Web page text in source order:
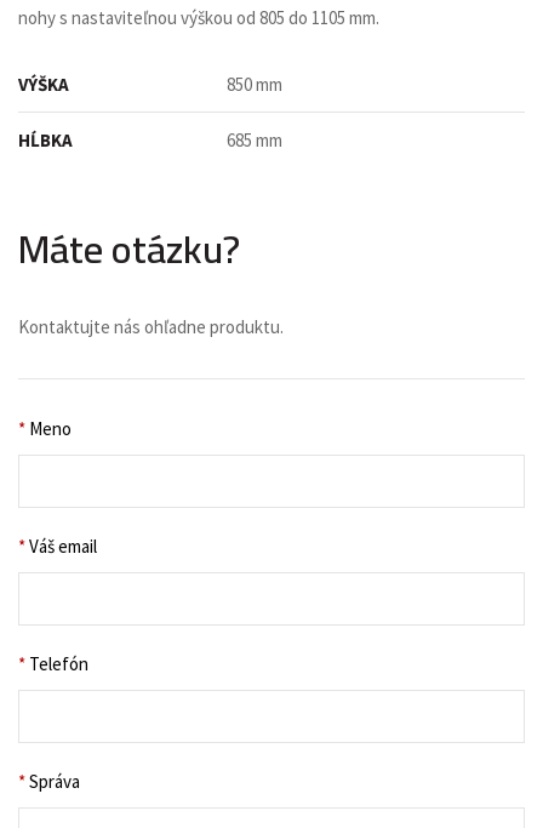
nohy s nastaviteľnou výškou od 805 do 1105 mm.
VÝŠKA 850 mm
HĹBKA 685 mm
Máte otázku?
Kontaktujte nás ohľadne produktu.
* Meno
*Váš email
* Telefón
*Správa